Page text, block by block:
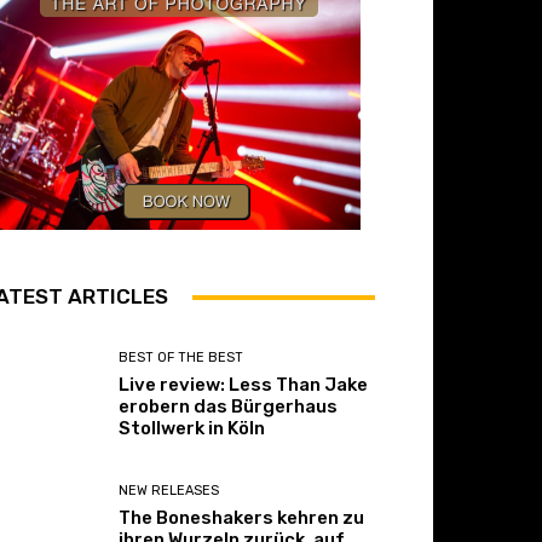
ARTICLES
BEST OF THE BEST
Live review: Less Than Jake
erobern das Bürgerhaus
Stollwerk in Köln
NEW RELEASES
The Boneshakers kehren zu